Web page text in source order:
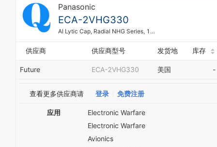
Panasonic
ECA-2VHG330
Al Lytic Cap, Radial NHG Series, 105C
供应商 供应商型号 发货地 库存
Future ECA-2VHG330 美国 -
查看更多供应商请 登录 免费注册
应用
Electronic Warfare
Electronic Warfare
Avionics